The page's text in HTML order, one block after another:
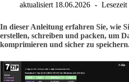
aktualisiert 18.06.2026 Lesezeit
In dieser Anleitung erfahren Sie, wie
erstellen, schreiben und packen, um
komprimieren und sicher zu